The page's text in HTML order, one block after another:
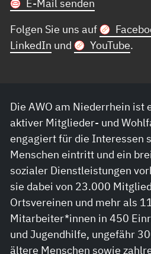
E-Mail senden
Folgen Sie uns auf
LinkedIn und YouTube.
Die AWO am Niederrhein ist
aktiver Mitglieder- und
engagiert für die Interessen
Menschen eintritt und ein
sozialer Dienstleistungen
sie dabei von 23.000
Ortsvereinen und mehr als
Mitarbeiter*innen in 450
und Jugendhilfe, ungefähr
ältere Menschen sowie